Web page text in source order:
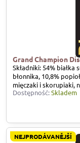
Grand Champion
Składniki: 54% białka
błonnika, 10,8%
mięczaki i skorupiaki,
Dostępność:Skladem
NEJPRODÁVANĚJŠÍ